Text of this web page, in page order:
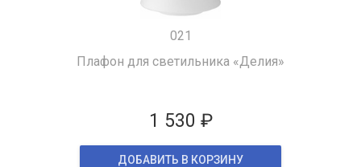
021
Плафон для светильника «Делия»
1 530 ₽
ДОБАВИТЬ В КОРЗИНУ